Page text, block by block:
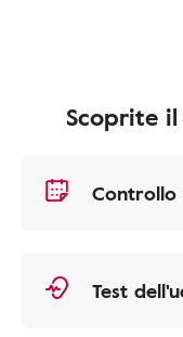
Scoprite
Test